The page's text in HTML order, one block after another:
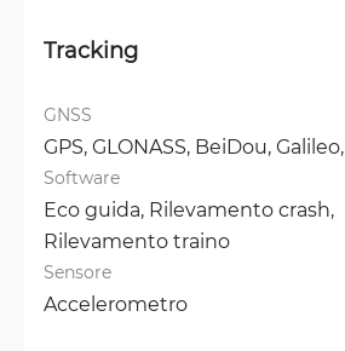
Tracking
GNSS
GPS, GLONASS, BeiDou, Galileo,
Software
Eco guida, Rilevamento crash,
Rilevamento traino
Sensore
Accelerometro